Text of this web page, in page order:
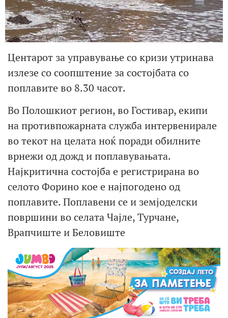
Центарот за управување со кризи утринава
излезе со соопштение за состојбата со
поплавите во 8.30 часот.
Во Полошкиот регион, во Гостивар, екипи
на противпожарната служба интервенирале
во текот на целата ноќ поради обилните
врнежи од дожд и поплавувањата.
Најкритична состојба е регистрирана во
селото Форино кое е најпогодено од
поплавите. Поплавени се и земјоделски
површини во селата Чајле, Турчане,
Врапчиште и Беловиште